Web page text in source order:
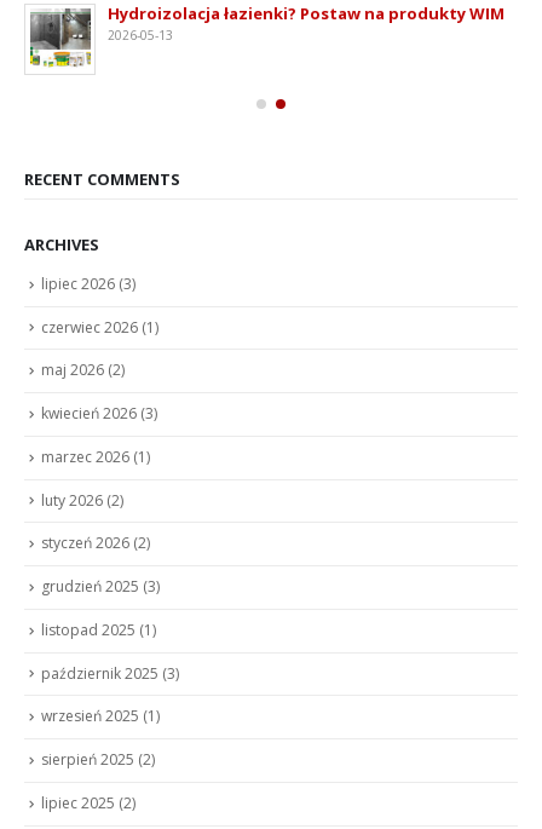
Hydroizolacja łazienki? Postaw na produkty WIM
2026-05-13
RECENT COMMENTS
ARCHIVES
lipiec 2026 (3)
czerwiec 2026 (1)
maj 2026 (2)
kwiecień 2026 (3)
marzec 2026 (1)
luty 2026 (2)
styczeń 2026 (2)
grudzień 2025 (3)
listopad 2025 (1)
październik 2025 (3)
wrzesień 2025 (1)
sierpień 2025 (2)
lipiec 2025 (2)